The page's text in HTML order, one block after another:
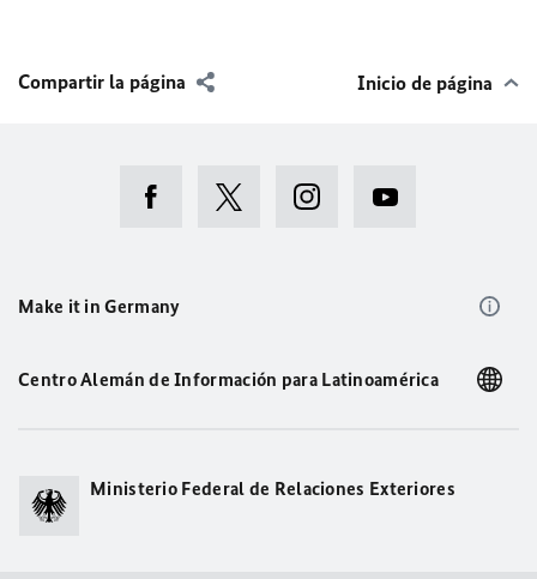
Compartir la página Inicio de página
Make it in Germany
Centro Alemán de Información para Latinoamérica
Ministerio Federal de Relaciones Exteriores